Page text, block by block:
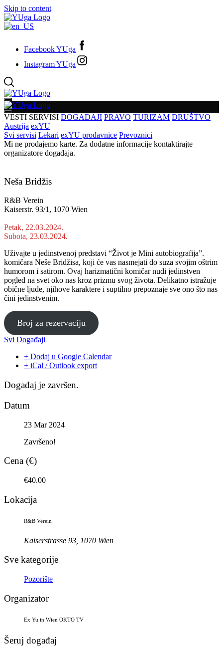
Skip to content
Facebook YUga
Instagram YUga
VESTI SERVISI DOGAĐAJI PRAVO TURIZAM DRUŠTVO
Austrija exYU
Svi servisi Lekari exYU prodavnice Prevoznici
Mi ne prodajemo karte. Za dodatne informacije kontaktirajte
organizatore događaja.
Neša Bridžis
R&B Verein
Kaiserstr. 93/1, 1070 Wien
Petak, 22.03.2024.
Subota, 23.03.2024.
Uživajte u jedinstvenoj predstavi “Život je Mini autobiografija”.
komičara Neše Bridžisa, koji će vas nasmejati do suza svojim oštrim
humorom i satirom. Ovaj harizmatični komičar nudi jedinstven
pogled na svet oko nas kroz prizmu svog života. Delikatno istražuje
obične ljude, njihove karaktere i suptilno prepoznaje sve ono što nas
čini jedinstvenim.
Broj za rezervaciju
Svi Događaji
+ Dodaj u Google Calendar
+ iCal / Outlook export
Događaj je završen.
Datum
23 Mar 2024
Završeno!
Cena (€)
€40.00
Lokacija
R&B Verein
Kaiserstrasse 93, 1070 Wien
Sve kategorije
Pozorište
Organizator
Ex Yu in Wien OKTO TV
Šeruj događaj